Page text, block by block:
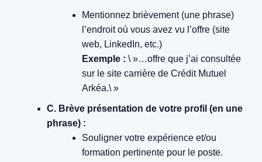
Mentionnez brièvement (une phrase)
l’endroit où vous avez vu l’offre (site
web, LinkedIn, etc.)
Exemple : \ »…offre que j’ai consultée
sur le site carrière de Crédit Mutuel
Arkéa.\ »
C. Brève présentation de votre profil (en une
phrase) :
Souligner votre expérience et/ou
formation pertinente pour le poste.